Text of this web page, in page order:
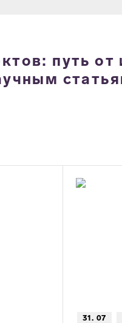
путь от
31. 07